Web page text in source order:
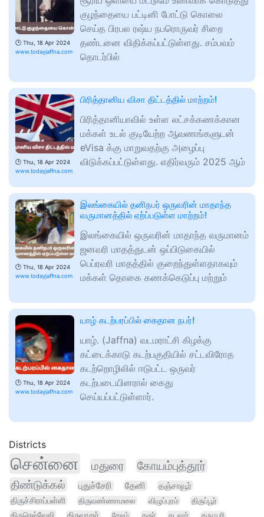
🕑 Thu, 18 Apr 2024
www.todayjaffna.com
குழந்தையை பட்டினி போட்டு கொலை
செய்த பிரபல ரஷ்ய நபரொருவர் சிறை
தண்டனை விதிக்கப்பட்டுள்ளது. சம்பவம்
தொடர்பில்
🕑 Thu, 18 Apr 2024
www.todayjaffna.com
பிரித்தானிய விசா திட்டத்தில் மாற்றம்!
பிரித்தானியாவில் உள்ள லட்சக்கணக்கான
மக்கள் உடல் குடியேற்ற ஆவணங்களுடன்
eVisa க்கு மாறுவதற்கு அழைப்பு
விடுக்கப்பட்டுள்ளது. எதிர்வரும் 2025 ஆம்
🕑 Thu, 18 Apr 2024
www.todayjaffna.com
இலங்கையில் தனிநபர் ஒருவரின் மாதாந்த
வருமானத்தில் ஏற்ப்படுள்ள மாற்றம்!
இலங்கையில் ஒருவரின் மாதாந்த வருமானம்
ஜனவரி மாதத்துடன் ஒப்பிடுகையில்
பெப்ரவரி மாதத்தில் குறைந்துள்ளதாகவும்
மக்கள் தொகை கணக்கெடுப்பு மற்றும்
🕑 Thu, 18 Apr 2024
www.todayjaffna.com
யாழ் கடற்பரப்பில் கைதான நபர்!
யாழ். (Jaffna) வடமராட்சி கிழக்கு
கட்டைக்காடு கடற்பகுதியில் சட்டவிரோத
கடற்றொழிலில் ஈடுபட்ட ஒருவர்
கடற்படையினரால் கைது
செய்யப்பட்டுள்ளார்.
Districts
சென்னை மதுரை
கோயம்புத்தூர்
திண்டுக்கல்
புதுச்சேரி தேனி
தஞ்சாவூர்
திருச்சிராப்பள்ளி
திருவண்ணாமலை விழுப்புரம்
திருப்பூர்
திருநெல்வேலி
திருவாரூர் சேலம் கரூர் கடலூர்